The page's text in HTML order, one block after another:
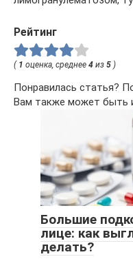
Рейтинг
( 1 оценка, среднее 4 из 5 )
Понравилась статья?
Вам также может быть
Большие
лице: как
делать?